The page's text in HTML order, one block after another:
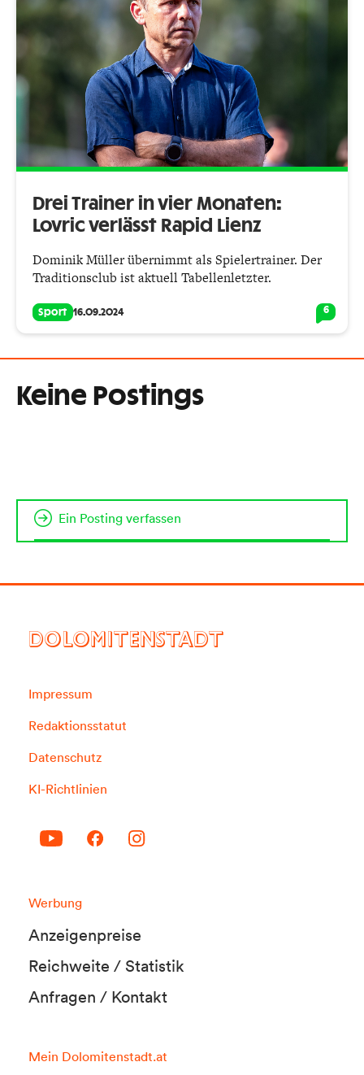
Drei Trainer in vier Monaten:
Lovric verlässt Rapid Lienz
Dominik Müller übernimmt als Spielertrainer. Der
Traditionsclub ist aktuell Tabellenletzter.
Sport 16.09.2024 6
Keine Postings
Ein Posting verfassen
DOLOMITENSTADT
Impressum
Redaktionsstatut
Datenschutz
KI-Richtlinien
Werbung
Anzeigenpreise
Reichweite / Statistik
Anfragen / Kontakt
Mein Dolomitenstadt.at